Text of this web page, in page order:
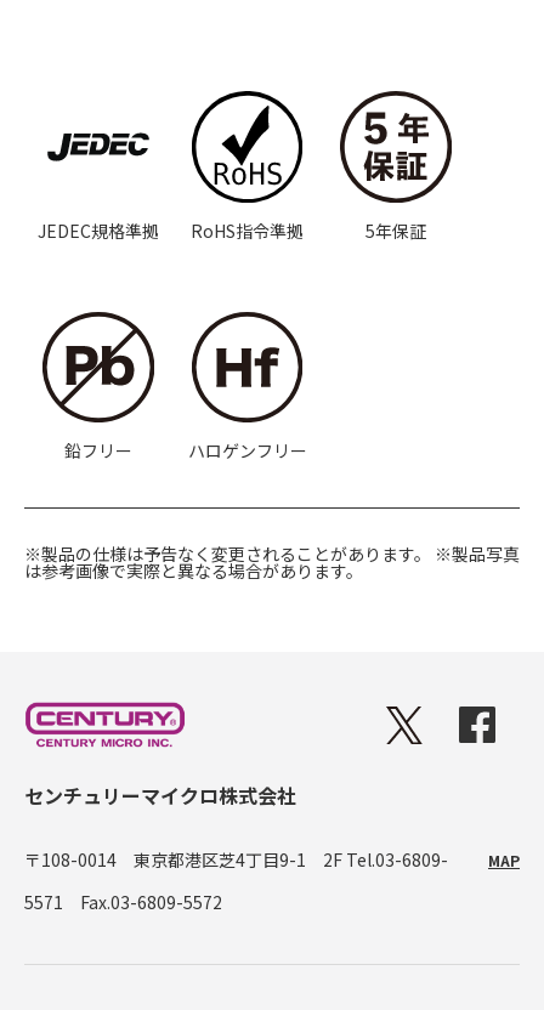
JEDEC規格準拠 RoHS指令準拠 5年保証
鉛フリー ハロゲンフリー
※製品の仕様は予告なく変更されることがあります。 ※製品写真
は参考画像で実際と異なる場合があります。
センチュリーマイクロ株式会社
〒108-0014 東京都港区芝4丁目9-1 2F Tel.03-6809-
5571 Fax.03-6809-5572
MAP